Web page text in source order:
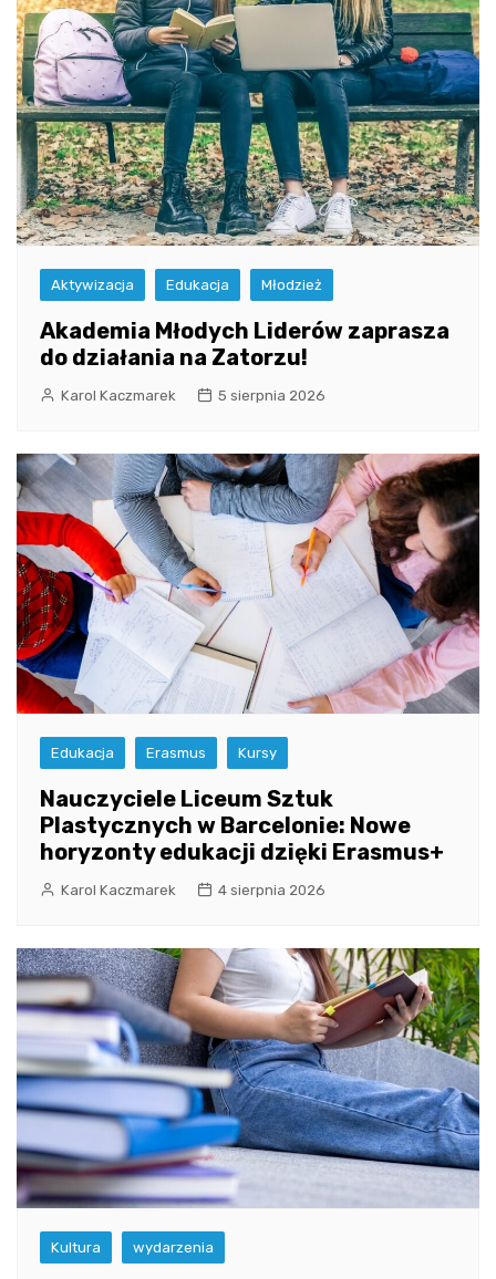
Aktywizacja Edukacja Młodzież
Akademia Młodych Liderów zaprasza
do działania na Zatorzu!
Karol Kaczmarek 5 sierpnia 2026
Edukacja Erasmus Kursy
Nauczyciele Liceum Sztuk
Plastycznych w Barcelonie: Nowe
horyzonty edukacji dzięki Erasmus+
Karol Kaczmarek 4 sierpnia 2026
Kultura wydarzenia